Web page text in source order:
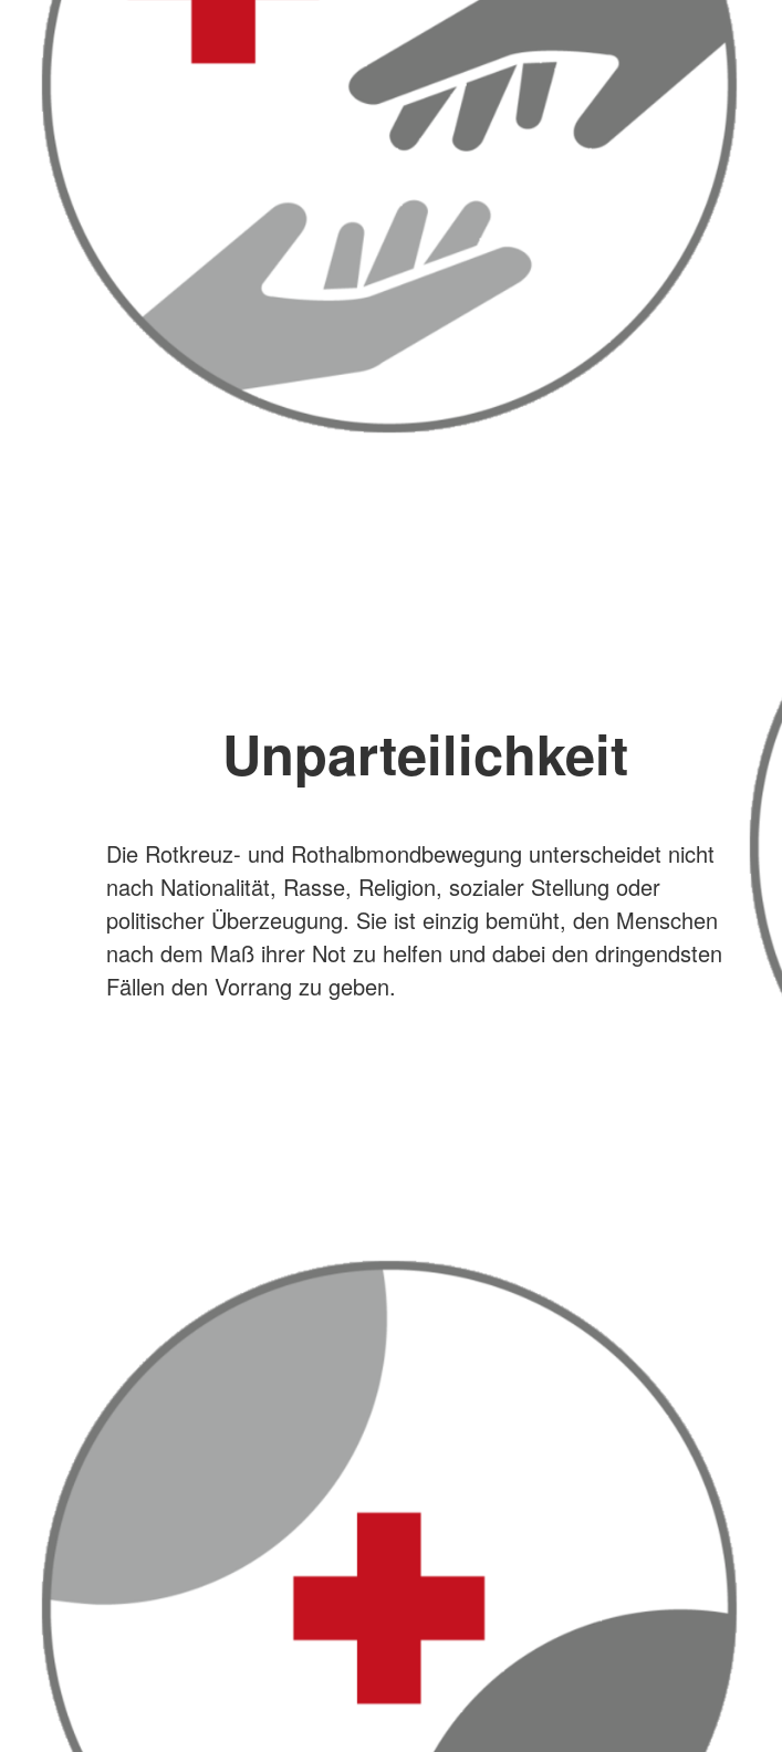
Unparteilichkeit
Die Rotkreuz- und Rothalbmondbewegung unterscheidet nicht
nach Nationalität, Rasse, Religion, sozialer Stellung oder
politischer Überzeugung. Sie ist einzig bemüht, den Menschen
nach dem Maß ihrer Not zu helfen und dabei den dringendsten
Fällen den Vorrang zu geben.